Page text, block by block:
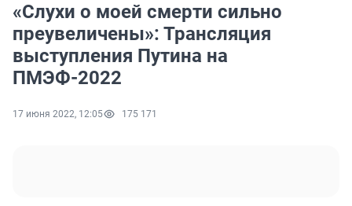
«Слухи о моей смерти сильно
преувеличены»: Трансляция
выступления Путина на
ПМЭФ-2022
17 июня 2022, 12:05 175 171